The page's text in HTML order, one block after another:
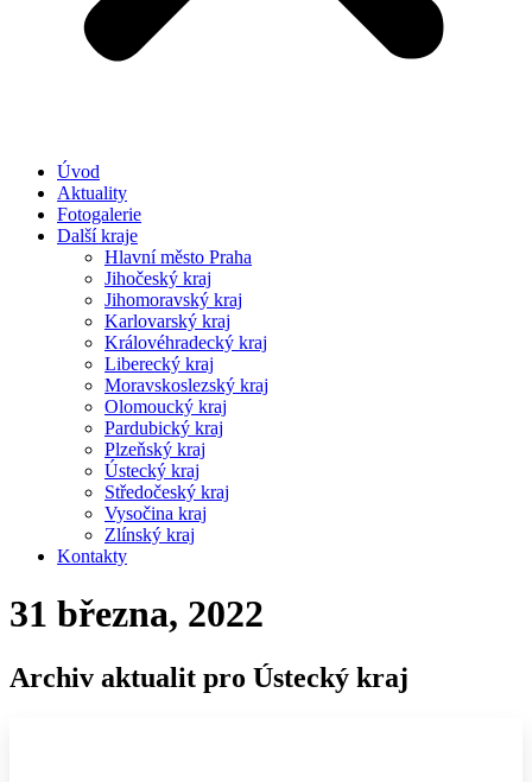
Úvod
Aktuality
Fotogalerie
Další kraje
Hlavní město Praha
Jihočeský kraj
Jihomoravský kraj
Karlovarský kraj
Královéhradecký kraj
Liberecký kraj
Moravskoslezský kraj
Olomoucký kraj
Pardubický kraj
Plzeňský kraj
Ústecký kraj
Středočeský kraj
Vysočina kraj
Zlínský kraj
Kontakty
31 března, 2022
Archiv aktualit pro Ústecký kraj